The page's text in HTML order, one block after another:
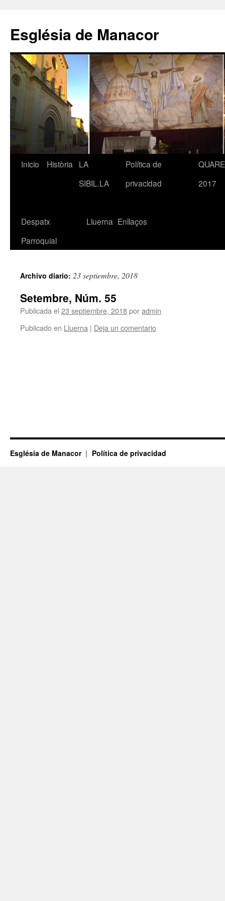
contenido
Església de Manacor
Inicio Història
LA
SIBIL.LA
Política de
privacidad
2017
Despatx
Parroquial
Lluerna Enllaços
Archivo diario: 23 septiembre, 2018
Setembre, Núm. 55
Publicada el 23 septiembre, 2018poradmin
Publicado en Lluerna | Deja un comentario
Església de Manacor Política de privacidad